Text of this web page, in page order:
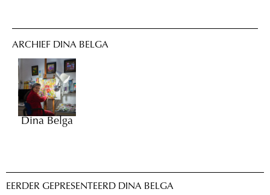
ARCHIEF DINA BELGA
Dina Belga
EERDER GEPRESENTEERD DINA BELGA